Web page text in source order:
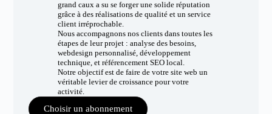
grand caux a su se forger une solide réputation
grâce à des réalisations de qualité et un service
client irréprochable.
Nous accompagnons nos clients dans toutes les
étapes de leur projet : analyse des besoins,
webdesign personnalisé, développement
technique, et référencement SEO local.
Notre objectif est de faire de votre site web un
véritable levier de croissance pour votre
activité.
Choisir un abonnement